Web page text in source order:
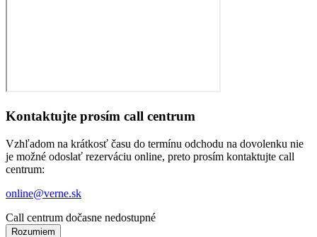
Kontaktujte prosím call centrum
Vzhľadom na krátkosť času do termínu odchodu na dovolenku nie
je možné odoslať rezerváciu online, preto prosím kontaktujte call
centrum:
online@verne.sk
Call centrum dočasne nedostupné
Rozumiem